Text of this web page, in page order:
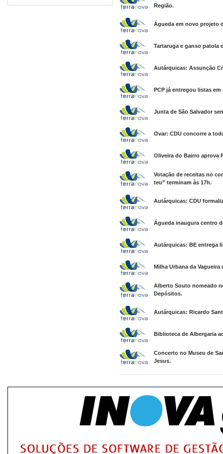
Região.
Águeda em novo projeto
Tartaruga e ganso patola
Autárquicas: Assunção
PCP já entregou listas em
Junta de São Salvador
Ovar: CDU concorre a
Oliveira do Bairro aprova
Votação de receitas no
teu” terminam às 17h.
Autárquicas: CDU
Águeda inaugura centro
Autárquicas: BE entrega
Milha Urbana da Vagueira
Alberto Souto nomeado
Depósitos.
Autárquicas: Ricardo
Biblioteca de Albergaria
Concerto no Museu de
Jesus.